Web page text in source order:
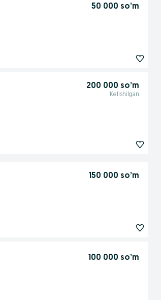
50 000 so’m
200 000 so’m
Kelishilgan
150 000 so’m
100 000 so’m